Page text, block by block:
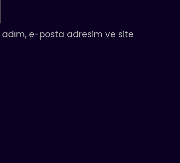
adım, e-posta adresim ve site